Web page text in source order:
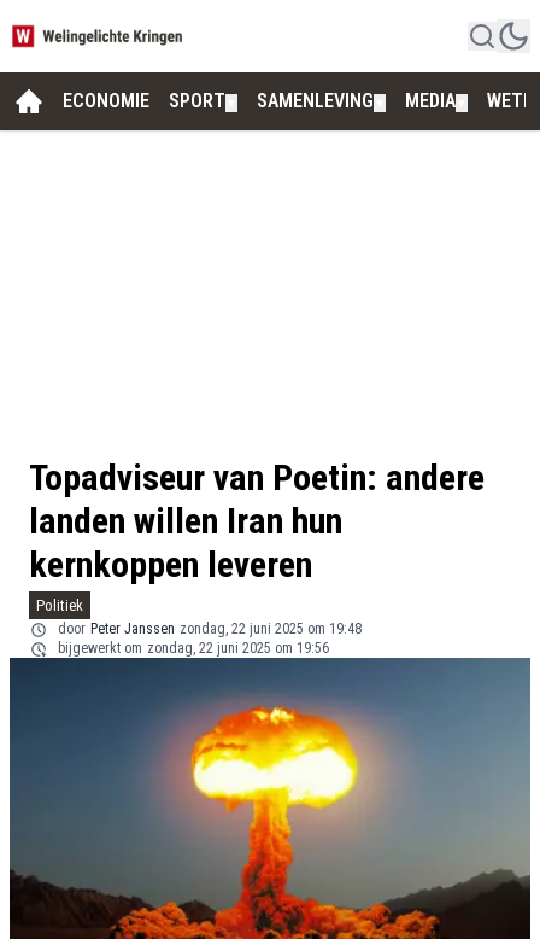
ECONOMIE SPORT SAMENLEVING MEDIA
Topadviseur van Poetin: andere
landen willen Iran hun
kernkoppen leveren
Politiek
door Peter Janssen zondag, 22 juni 2025 om 19:48
bijgewerkt om zondag, 22 juni 2025 om 19:56